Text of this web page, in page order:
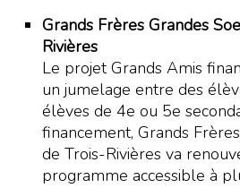
Grands Frères Grandes
Rivières
Le projet Grands Amis
un jumelage entre des
élèves de 4e ou 5e
financement, Grands
de Trois-Rivières va
programme accessible à